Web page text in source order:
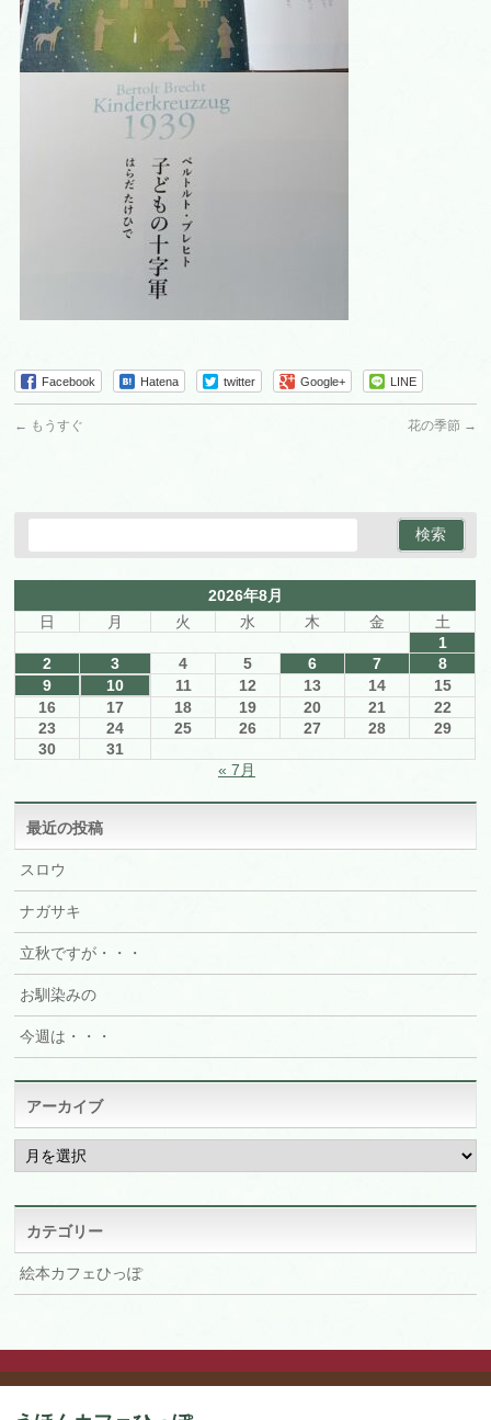
Facebook Hatena twitter Google+ LINE
← もうすぐ 花の季節 →
2026年8月
日
月 火 水 木 金
土
1
2
3 4 5 6 7
8
9
10 11 12 13 14
15
16
17 18 19 20 21
22
23
24 25 26 27 28
29
30
31
« 7月
最近の投稿
スロウ
ナガサキ
立秋ですが・・・
お馴染みの
今週は・・・
アーカイブ
ア
ー
カ
カテゴリー
絵本カフェひっぽ